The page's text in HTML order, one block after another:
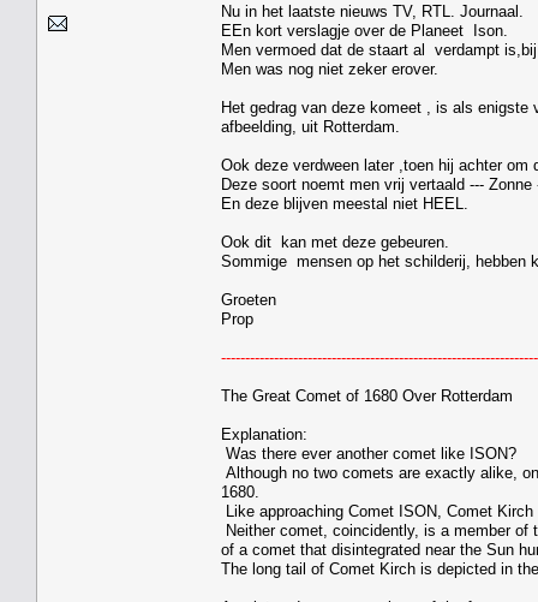
Nu in het laatste nieuws TV, RTL. Journaal.
EEn kort verslagje over de Planeet Ison.
Men vermoed dat de staart al verdampt
Men was nog niet zeker erover.
Het gedrag van deze komeet , is als enigste
afbeelding, uit Rotterdam.
Ook deze verdween later ,toen hij achter
Deze soort noemt men vrij vertaald ---
En deze blijven meestal niet HEEL.
Ook dit kan met deze gebeuren.
Sommige mensen op het schilderij, hebben
Groeten
Prop
The Great Comet of 1680 Over Rotterdam
Explanation:
Was there ever another comet like ISON?
Although no two comets are exactly alike,
1680.
Like approaching Comet ISON, Comet
Neither comet, coincidently, is a member of
of a comet that disintegrated near the Sun
The long tail of Comet Kirch is depicted in